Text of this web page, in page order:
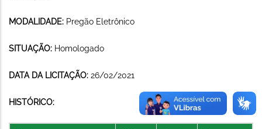
MODALIDADE: Pregão Eletrônico
SITUAÇÃO: Homologado
DATA DA LICITAÇÃO: 26/02/2021
HISTÓRICO: